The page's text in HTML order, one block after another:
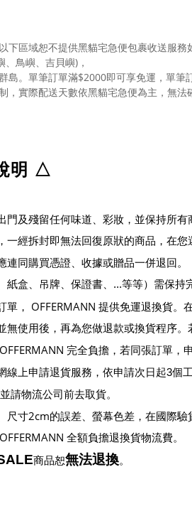
下區域恕不提供黑貓宅急便包裹收送服
鳥嶼、吉貝嶼)，
。單筆訂單滿$2000即可享免運，單筆
實際配送天數依黑貓宅急便為主，無法
明 △
門及殘留任何味道、彩妝，並保持所
經拆封即無法回復原狀的商品，在您
同購買憑證、收據或贈品一併退回。
紙盒、吊牌、保證書、 ...等等） 需保持
單，
OFFERMANN 提供免運退換貨。
使用後，再為您做退款或換貨程序
OFFERMANN 完全負擔，若同張訂單，
線上申請退貨服務，依申請次日起3個
請物流公司前去取貨。
尺寸2cm的誤差、螢幕色差，在國際驗
OFFERMANN 全額負擔退換貨物流費。
商品恕無法退換。